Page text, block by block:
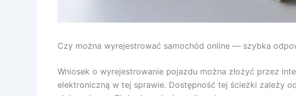
Czy można wyrejestrować samochód online — szybka
Wniosek o wyrejestrowanie pojazdu można złożyć przez
elektroniczną w tej sprawie. Dostępność tej ścieżki zależy